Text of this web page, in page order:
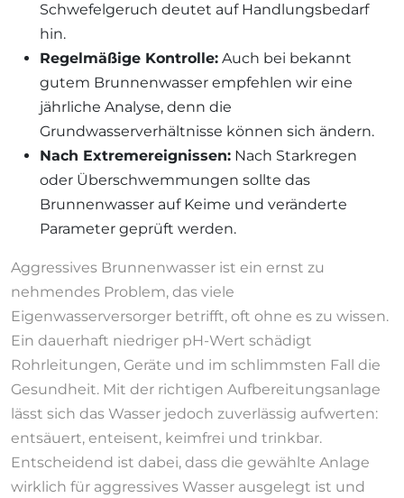
Schwefelgeruch deutet auf Handlungsbedarf
hin.
Regelmäßige Kontrolle: Auch bei bekannt
gutem Brunnenwasser empfehlen wir eine
jährliche Analyse, denn die
Grundwasserverhältnisse können sich ändern.
Nach Extremereignissen: Nach Starkregen
oder Überschwemmungen sollte das
Brunnenwasser auf Keime und veränderte
Parameter geprüft werden.
Aggressives Brunnenwasser ist ein ernst zu
nehmendes Problem, das viele
Eigenwasserversorger betrifft, oft ohne es zu wissen.
Ein dauerhaft niedriger pH-Wert schädigt
Rohrleitungen, Geräte und im schlimmsten Fall die
Gesundheit. Mit der richtigen Aufbereitungsanlage
lässt sich das Wasser jedoch zuverlässig aufwerten:
entsäuert, enteisent, keimfrei und trinkbar.
Entscheidend ist dabei, dass die gewählte Anlage
wirklich für aggressives Wasser ausgelegt ist und